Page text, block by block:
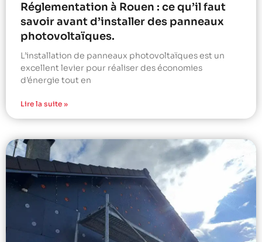
Réglementation à Rouen : ce qu’il faut
savoir avant d’installer des panneaux
photovoltaïques.
L’installation de panneaux photovoltaïques est un
excellent levier pour réaliser des économies
d’énergie tout en
Lire la suite »